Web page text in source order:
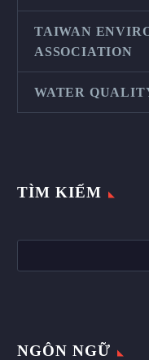
TAIWAN
ASSOCIATION
WATER
TÌM KIẾM
NGÔN NGỮ